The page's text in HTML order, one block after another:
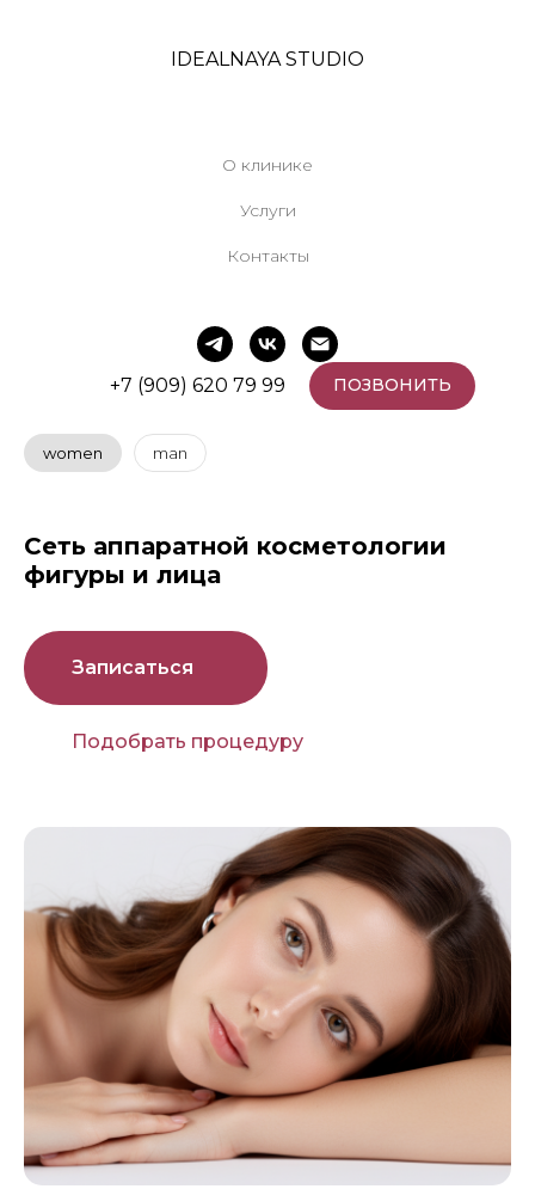
IDEALNAYA STUDIO
О клинике
Услуги
Контакты
+7 (909) 620 79 99 ПОЗВОНИТЬ
women man
Сеть аппаратной косметологии
фигуры и лица
Записаться
Подобрать процедуру